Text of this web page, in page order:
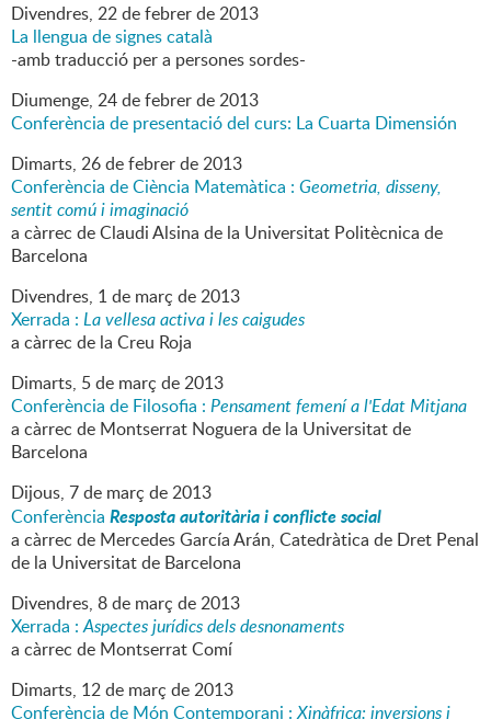
Divendres, 22defebrerde2013
La llengua de signes català
-amb traducció per a persones sordes-
Diumenge, 24defebrerde2013
Conferència de presentació del curs: La Cuarta Dimensión
Dimarts, 26defebrerde2013
Conferència de Ciència Matemàtica : Geometria, disseny,
sentit comú i imaginació
a càrrec de Claudi Alsina de la Universitat Politècnica de
Barcelona
Divendres, 1de març de2013
Xerrada : La vellesa activa i les caigudes
a càrrec de la Creu Roja
Dimarts, 5de març de2013
Conferència de Filosofia : Pensament femení a l'Edat Mitjana
a càrrec de Montserrat Noguera de la Universitat de
Barcelona
Dijous, 7de març de2013
Conferència Resposta autoritària i conflicte social
a càrrec de Mercedes García Arán, Catedràtica de Dret Penal
de la Universitat de Barcelona
Divendres, 8de març de2013
Xerrada :Aspectes jurídics dels desnonaments
a càrrec de Montserrat Comí
Dimarts, 12de març de2013
Conferència de Món Contemporani :Xinàfrica: inversions i